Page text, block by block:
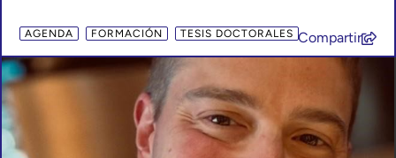
AGENDA FORMACIÓN TESIS DOCTORALES Compartir